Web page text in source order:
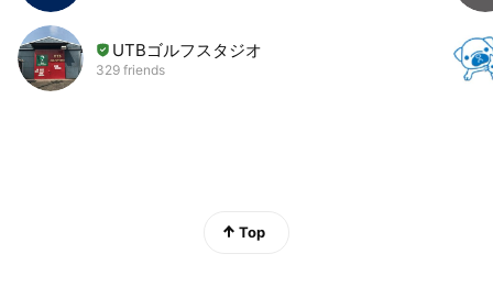
UTBゴルフスタジオ
329 friends
Top